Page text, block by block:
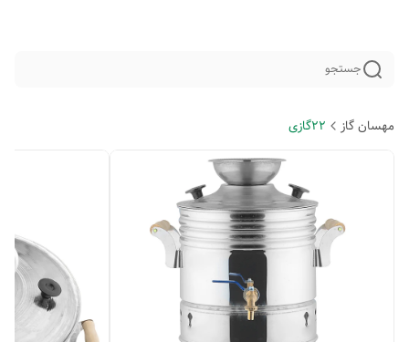
جستجو
مهسان گاز 22گازی